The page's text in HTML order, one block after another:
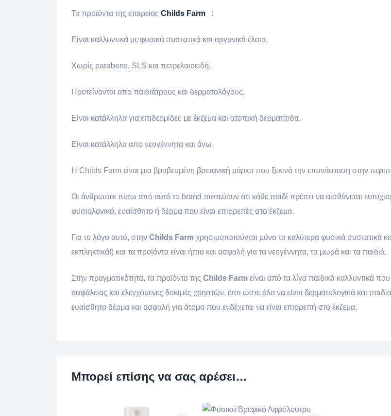
Τα προϊόντα της εταιρείας Childs Farm :
Είναι καλλυντικά με φυσικά συστατικά και οργανικά έλαια.
Χωρίς parabens, SLS και πετρελαιοειδή.
Προτείνονται απο παιδιάτρους και δερματολόγους.
Είναι κατάλληλα για επιδερμίδες με έκζεμα και ατοπική δερματίτιδα.
Είναι κατάλληλα απο νεογέννητα και άνω
H Childs Farm είναι μια βραβευμένη βρετανική μάρκα που ξεκινά την επανάσταση στην
Οι άνθρωποι πίσω από αυτό το brand πιστεύουν ότι κάθε παιδί πρέπει να αισθάνεται
φυσιολογικό, ευαίσθητο ή δέρμα που είναι επιρρεπές στο έκζεμα.
Για το λόγο αυτό, στην Childs Farm χρησιμοποιούνται μόνο τα καλύτερα φυσικά συστατικά
εκπληκτικά!) και τα προϊόντα είναι ήπια και ασφαλή για τα νεογέννητα, τα μωρά και τα παιδιά.
Στην πραγματικότητα, τα προϊόντα της Childs Farm είναι από τα λίγα παιδικά καλλυντικά
ασφάλειας και ελεγχόμενες δοκιμές χρηστών, έτσι ώστε όλα να είναι δερματολογικά και
ευαίσθητο δέρμα και ασφαλή για άτομα που ενδέχεται να είναι επιρρεπή στο έκζεμα.
Μπορεί επίσης να σας αρέσει…